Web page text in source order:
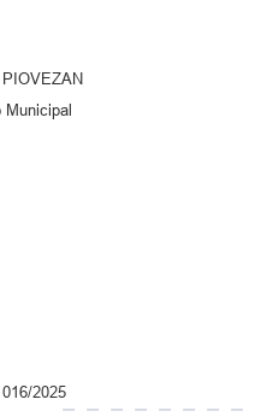
Municipal
2025